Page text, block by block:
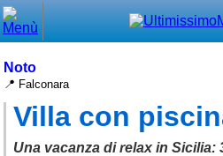
Noto
📍 Falconara
Villa con
Una vacanza di relax in Sicilia:
Menù principale
⌂ Home
🕐 Last Minute